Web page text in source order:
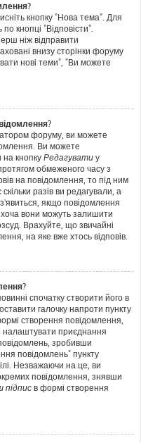
кнопку "Нова тема". Для
кнопці "Відповісти".
ніж відправити
внизу сторінки форуму
нові теми", "Ви можете
форуму, ви можете
Ви можете
на кнопку Редагувати у
обмеженого часу з
на повідомлення, то під ним
разів ви редагували, а
якщо повідомлення
вони можуть залишити
Врахуйте, що звичайні
на яке вже хтось відповів.
спочатку створити його в
галочку напроти пункту
створення повідомлення,
приєднання
зробивши
повідомлень" пункту
Незважаючи на це, ви
повідомлення, знявши
підпис в формі створення